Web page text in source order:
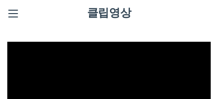
클립영상